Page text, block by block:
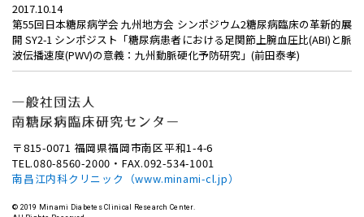
2017.10.14
第55回日本糖尿病学会 九州地方会 シンポジウム2糖尿病臨床の革新的展
開 SY2-1 シンポジスト「糖尿病患者における足関節上腕血圧比(ABI)と脈
波伝播速度(PWV)の意義：九州動脈硬化予防研究」(前田泰孝)
〒815-0071 福岡県福岡市南区平和1-4-6
TEL.080-8560-2000・FAX.092-534-1001
南昌江内科クリニック（www.minami-cl.jp）
© 2019 Minami Diabetes Clinical Research Center.